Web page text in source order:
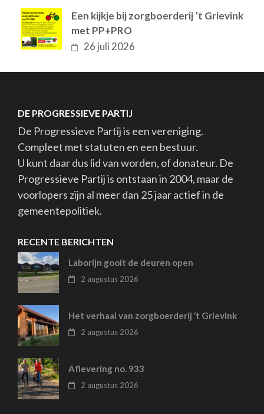
Een kijkje bij zorgboerderij ’t Grievink
met PP+PRO
26 juli 2026
DE PROGRESSIEVE PARTIJ
De Progressieve Partij is een vereniging.
Compleet met statuten en een bestuur.
U kunt daar dus lid van worden, of donateur. De
Progressieve Partij is ontstaan in 2004, maar de
voorlopers zijn al meer dan 25 jaar actief in de
gemeentepolitiek.
RECENTE BERICHTEN
Laborijn gooit de deuren open
2 augustus 2026
Het verhaal van zorgboerderij ’t Grievink
2 augustus 2026
Aflevering no. 933
2 augustus 2026